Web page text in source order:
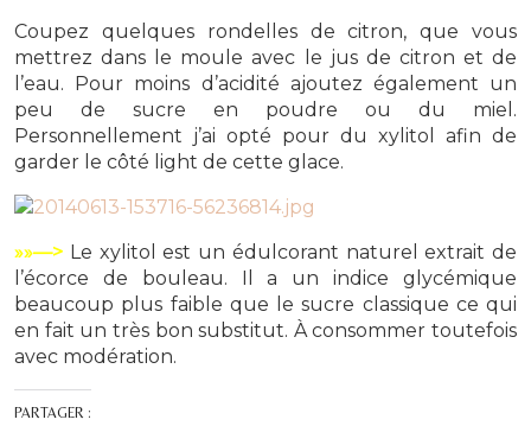
Coupez quelques rondelles de citron, que vous
mettrez dans le moule avec le jus de citron et de
l’eau. Pour moins d’acidité ajoutez également un
peu de sucre en poudre ou du miel.
Personnellement j’ai opté pour du xylitol afin de
garder le côté light de cette glace.
»»—> Le xylitol est un édulcorant naturel extrait de
l’écorce de bouleau. Il a un indice glycémique
beaucoup plus faible que le sucre classique ce qui
en fait un très bon substitut. À consommer toutefois
avec modération.
PARTAGER :